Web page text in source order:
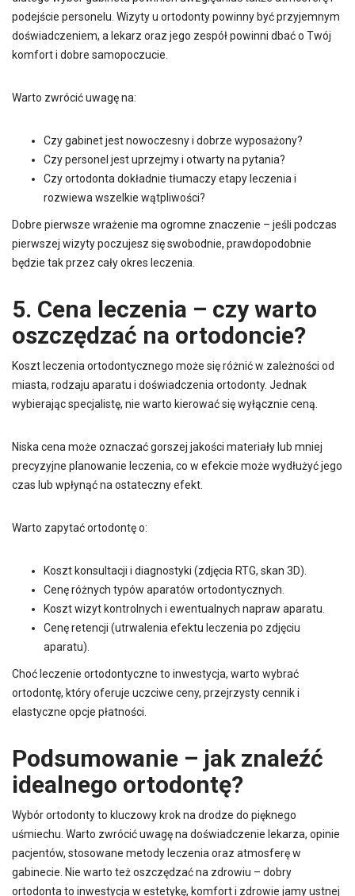
podejście personelu. Wizyty u ortodonty powinny być przyjemnym
doświadczeniem, a lekarz oraz jego zespół powinni dbać o Twój
komfort i dobre samopoczucie.
Warto zwrócić uwagę na:
Czy gabinet jest nowoczesny i dobrze wyposażony?
Czy personel jest uprzejmy i otwarty na pytania?
Czy ortodonta dokładnie tłumaczy etapy leczenia i
rozwiewa wszelkie wątpliwości?
Dobre pierwsze wrażenie ma ogromne znaczenie – jeśli podczas
pierwszej wizyty poczujesz się swobodnie, prawdopodobnie
będzie tak przez cały okres leczenia.
5. Cena leczenia – czy warto
oszczędzać na ortodoncie?
Koszt leczenia ortodontycznego może się różnić w zależności od
miasta, rodzaju aparatu i doświadczenia ortodonty. Jednak
wybierając specjalistę, nie warto kierować się wyłącznie ceną.
Niska cena może oznaczać gorszej jakości materiały lub mniej
precyzyjne planowanie leczenia, co w efekcie może wydłużyć jego
czas lub wpłynąć na ostateczny efekt.
Warto zapytać ortodontę o:
Koszt konsultacji i diagnostyki (zdjęcia RTG, skan 3D).
Cenę różnych typów aparatów ortodontycznych.
Koszt wizyt kontrolnych i ewentualnych napraw aparatu.
Cenę retencji (utrwalenia efektu leczenia po zdjęciu
aparatu).
Choć leczenie ortodontyczne to inwestycja, warto wybrać
ortodontę, który oferuje uczciwe ceny, przejrzysty cennik i
elastyczne opcje płatności.
Podsumowanie – jak znaleźć
idealnego ortodontę?
Wybór ortodonty to kluczowy krok na drodze do pięknego
uśmiechu. Warto zwrócić uwagę na doświadczenie lekarza, opinie
pacjentów, stosowane metody leczenia oraz atmosferę w
gabinecie. Nie warto też oszczędzać na zdrowiu – dobry
ortodonta to inwestycja w estetykę, komfort i zdrowie jamy ustnej